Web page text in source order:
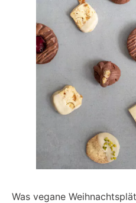
Was vegane